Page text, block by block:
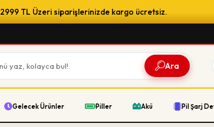
2999 TL Üzeri siparişlerinizde kargo ücretsiz.
Ara
Gelecek Ürünler Piller Akü Pil Şarj